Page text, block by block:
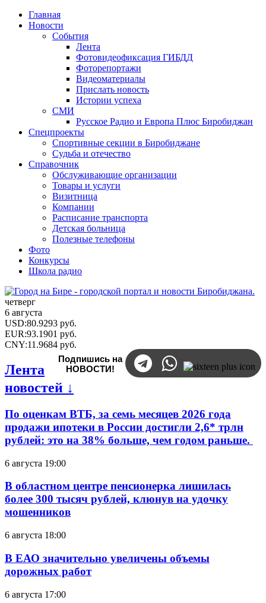
Главная
Новости
События
Лента
Фотовидеофиксация ГИБДД
Фоторепортажи
Видеоматериалы
Прислать новость
Истории успеха
СМИ
Русское Радио и Европа Плюс Биробиджан
Спецпроекты
Спортивные секции в Биробиджане
Судьба и отечество
Справочник
Обслуживающие организации
Товары и услуги
Визитница
Компании
Расписание транспорта
Детская больница
Полезные телефоны
Фото
Конкурсы
Школа радио
четверг
6 августа
USD:80.9293 руб.
EUR:93.1901 руб.
CNY:11.9684 руб.
Подпишись на
НОВОСТИ!
Лента
новостей ↓
По оценкам ВТБ, за семь месяцев 2026 года
продажи ипотеки в России достигли 2,6* трлн
рублей: это на 38% больше, чем годом раньше.
6 августа 19:00
В областном центре пенсионерка лишилась
более 300 тысяч рублей, клюнув на удочку
мошенников
6 августа 18:00
В ЕАО значительно увеличены объемы
дорожных работ
6 августа 17:00